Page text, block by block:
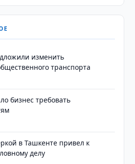
изменить
транспорта
бизнес требовать
в Ташкенте привел к
делу